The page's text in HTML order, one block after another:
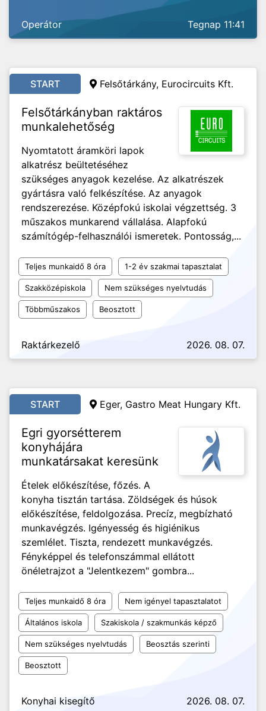
Operátor Tegnap 11:41
START Felsőtárkány, Eurocircuits Kft.
Felsőtárkányban raktáros
munkalehetőség
Nyomtatott áramköri lapok
alkatrész beültetéséhez
szükséges anyagok kezelése. Az alkatrészek
gyártásra való felkészítése. Az anyagok
rendszerezése. Középfokú iskolai végzettség. 3
műszakos munkarend vállalása. Alapfokú
számítógép-felhasználói ismeretek. Pontosság,...
Teljes munkaidő 8 óra 1-2 év szakmai tapasztalat
Szakközépiskola Nem szükséges nyelvtudás
Többműszakos Beosztott
Raktárkezelő 2026. 08. 07.
START Eger, Gastro Meat Hungary Kft.
Egri gyorsétterem
konyhájára
munkatársakat keresünk
Ételek előkészítése, főzés. A
konyha tisztán tartása. Zöldségek és húsok
előkészítése, feldolgozása. Precíz, megbízható
munkavégzés. Igényesség és higiénikus
szemlélet. Tiszta, rendezett munkavégzés.
Fényképpel és telefonszámmal ellátott
önéletrajzot a "Jelentkezem" gombra...
Teljes munkaidő 8 óra Nem igényel tapasztalatot
Általános iskola Szakiskola / szakmunkás képző
Nem szükséges nyelvtudás Beosztás szerinti
Beosztott
Konyhai kisegítő 2026. 08. 07.